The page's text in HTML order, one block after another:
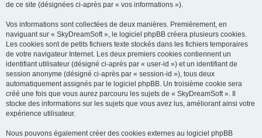
de ce site (désignées ci-après par « vos informations »).
Vos informations sont collectées de deux manières. Premièrement, en
naviguant sur « SkyDreamSoft », le logiciel phpBB créera plusieurs cookies.
Les cookies sont de petits fichiers texte stockés dans les fichiers temporaires
de votre navigateur Internet. Les deux premiers cookies contiennent un
identifiant utilisateur (désigné ci-après par « user-id ») et un identifiant de
session anonyme (désigné ci-après par « session-id »), tous deux
automatiquement assignés par le logiciel phpBB. Un troisième cookie sera
créé une fois que vous aurez parcouru les sujets de « SkyDreamSoft ». Il
stocke des informations sur les sujets que vous avez lus, améliorant ainsi votre
expérience utilisateur.
Nous pouvons également créer des cookies externes au logiciel phpBB